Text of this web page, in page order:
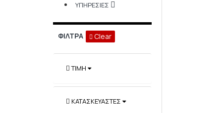
ΥΠΗΡΕΣΊΕΣ
ΦΊΛΤΡΑ Clear
ΤΙΜΉ
ΚΑΤΑΣΚΕΥΑΣΤΈΣ